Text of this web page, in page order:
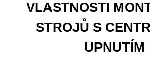
VLASTNOSTI
STROJŮ S
UPNUTÍM